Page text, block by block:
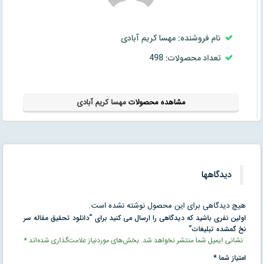
نام فروشنده: مهسا کریم آبادی
تعداد محصولات: 498
مشاهده محصولاتمهسا کریم آبادی
دیدگاهها
هیچ دیدگاهی برای این محصول نوشته نشده است.
اولین نفری باشید که دیدگاهی را ارسال می کنید برای “دانلود تحقیق مقاله سر
نخ گمشده تبليغات”
نشانی ایمیل شما منتشر نخواهد شد. بخش‌های موردنیاز علامت‌گذاری شده‌اند*
امتیاز شما*